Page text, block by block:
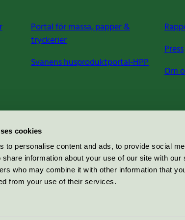
cookies
to personalise content and ads, to provide social
information about your use of our site with our
who may combine it with other information that
from your use of their services.
Portal för massa, papper &
tryckerier
Svanens husproduktportal-HPP
Press
Om